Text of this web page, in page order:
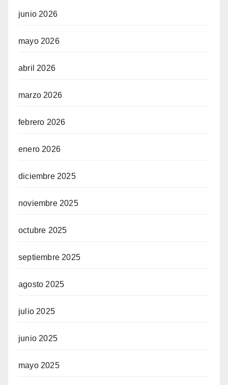
junio 2026
mayo 2026
abril 2026
marzo 2026
febrero 2026
enero 2026
diciembre 2025
noviembre 2025
octubre 2025
septiembre 2025
agosto 2025
julio 2025
junio 2025
mayo 2025